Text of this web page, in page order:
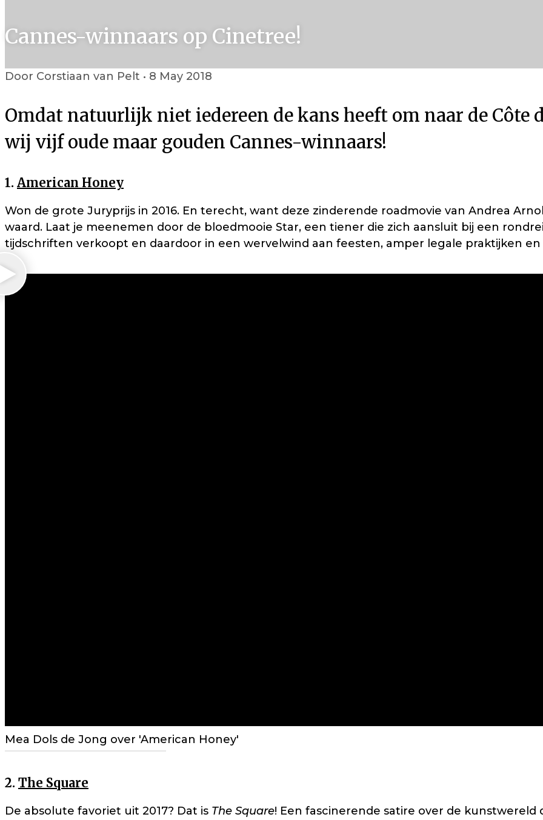
Cannes-winnaars op Cinetree!
Door Corstiaan van Pelt • 8 May 2018
Omdat natuurlijk niet iedereen de kans heeft om naar de Côte
wij vijf oude maar gouden Cannes-winnaars!
1. American Honey
Won de grote Juryprijs in 2016. En terecht, want deze zinderende roadmovie van Andrea
waard. Laat je meenemen door de bloedmooie Star, een tiener die zich aansluit bij een
tijdschriften verkoopt en daardoor in een wervelwind aan feesten, amper legale praktijken
Mea Dols de Jong over 'American Honey'
2. The Square
De absolute favoriet uit 2017? Dat is The Square! Een fascinerende satire over de